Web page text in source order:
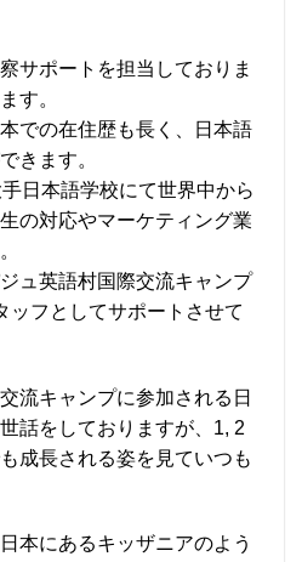
サポートを担当しておりま
す。
での在住歴も長く、日本語
きます。
日本語学校にて世界中から
の対応やマーケティング業
ュ英語村国際交流キャンプ
ッフとしてサポートさせて
流キャンプに参加される日
話をしておりますが、1, 2
成長される姿を見ていつも
本にあるキッザニアのよう